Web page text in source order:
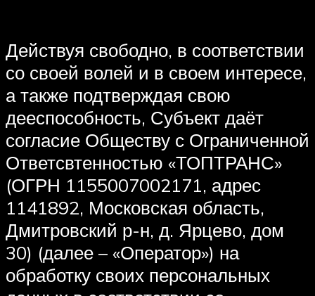
Действуя свободно, в соответствии
со своей волей и в своем интересе,
а также подтверждая свою
дееспособность, Субъект даёт
согласие Обществу с Ограниченной
Ответсвтенностью «ТОПТРАНС»
(ОГРН 1155007002171, адрес
1141892, Московская область,
Дмитровский р-н, д. Ярцево, дом
30) (далее – «Оператор») на
обработку своих персональных